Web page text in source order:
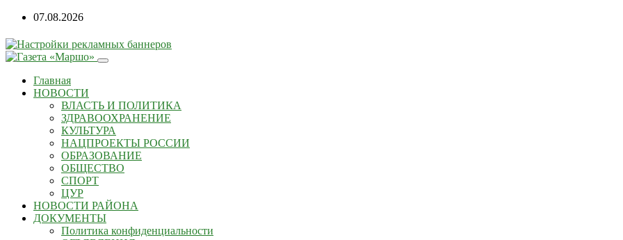
07.08.2026
Главная
НОВОСТИ
ВЛАСТЬ И ПОЛИТИКА
ЗДРАВООХРАНЕНИЕ
КУЛЬТУРА
НАЦПРОЕКТЫ РОССИИ
ОБРАЗОВАНИЕ
ОБЩЕСТВО
СПОРТ
ЦУР
НОВОСТИ РАЙОНА
ДОКУМЕНТЫ
Политика конфиденциальности